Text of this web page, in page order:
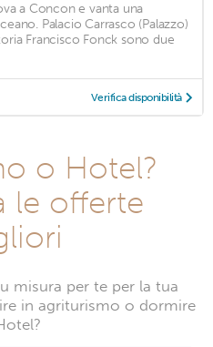
a Concon e vanta una
Palacio Carrasco (Palazzo)
Francisco Fonck sono due
Verifica disponibilità
o Hotel?
le offerte
misura per te per la tua
in agriturismo o dormire